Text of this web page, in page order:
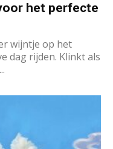
het perfecte
wijntje op het
dag rijden. Klinkt als